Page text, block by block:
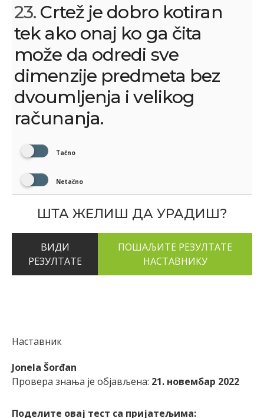
23. Crtež je dobro kotiran
tek ako onaj ko ga čita
može da odredi sve
dimenzije predmeta bez
dvoumljenja i velikog
računanja.
Tačno
Netačno
ШТА ЖЕЛИШ ДА УРАДИШ?
ВИДИ
РЕЗУЛТАТЕ
Наставник
Jonela Šorđan
Провера знања је објављена: 21. новембар 2022
Поделите овај тест са пријатељима: